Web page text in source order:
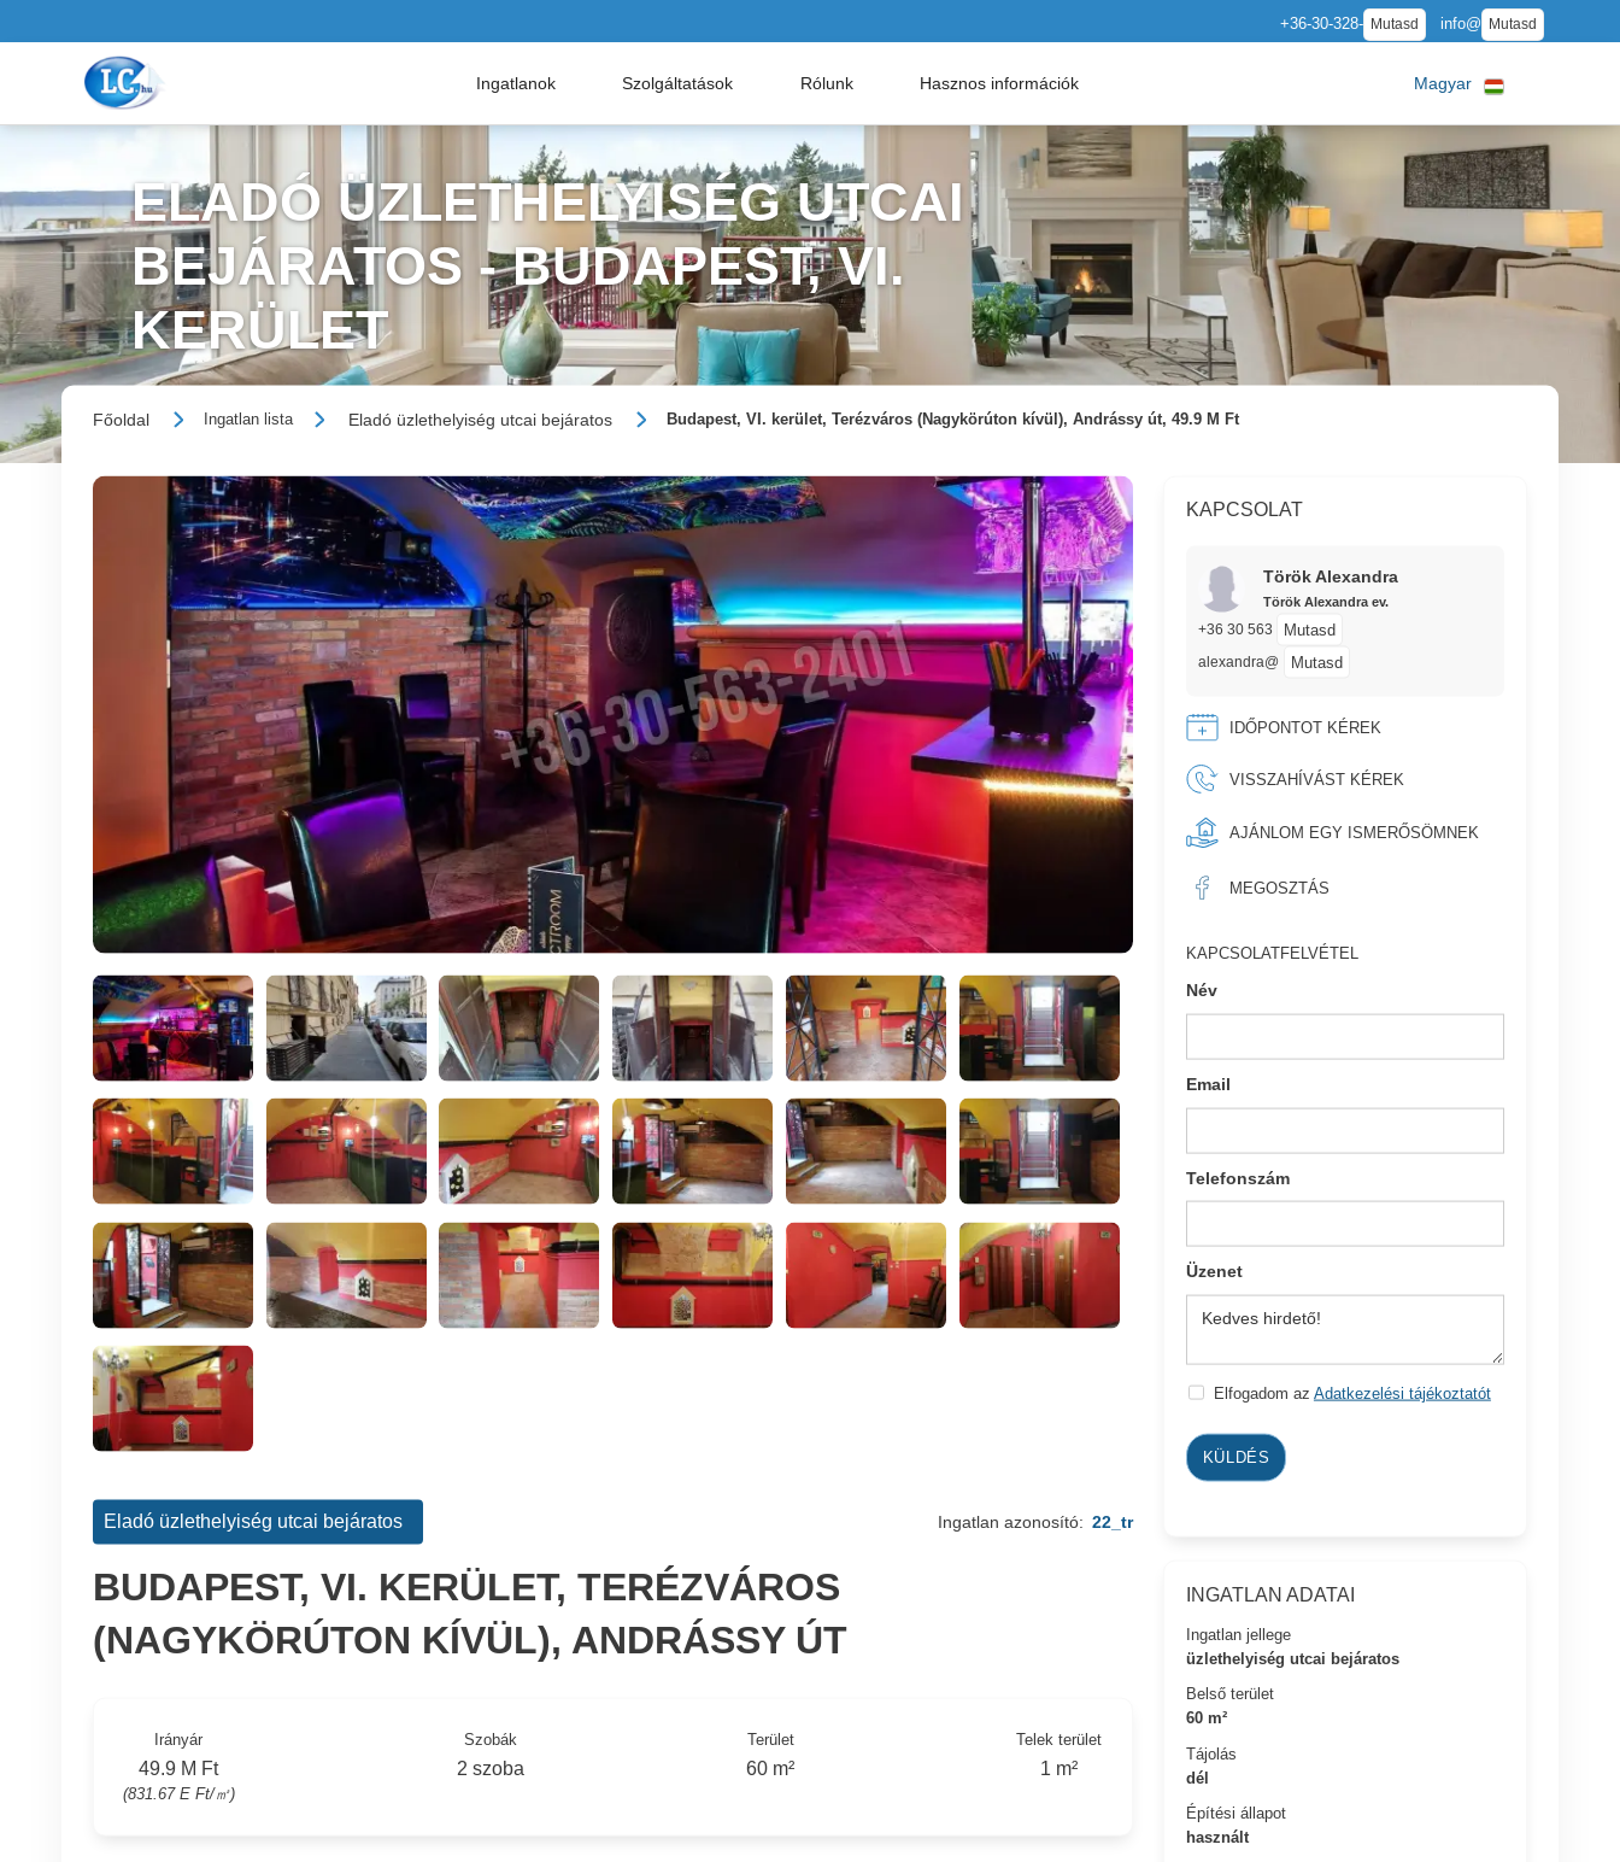
+36-30-328- Mutasd info@ Mutasd
Ingatlanok Szolgáltatások Rólunk Hasznos információk Magyar
ELADÓ ÜZLETHELYISÉG UTCAI
BEJÁRATOS - BUDAPEST, VI.
KERÜLET
Főoldal Ingatlan lista Eladó üzlethelyiség utcai bejáratos Budapest, VI. kerület, Terézváros (Nagykörúton kívül), Andrássy út, 49.9 M Ft
KAPCSOLAT
Török Alexandra
Török Alexandra ev.
+36 30 563 Mutasd
alexandra@ Mutasd
IDŐPONTOT KÉREK
VISSZAHÍVÁST KÉREK
AJÁNLOM EGY ISMERŐSÖMNEK
MEGOSZTÁS
KAPCSOLATFELVÉTEL
Név
Email
Telefonszám
Üzenet
Elfogadom az Adatkezelési tájékoztatót
KÜLDÉS
INGATLAN ADATAI
Ingatlan jellege
üzlethelyiség utcai bejáratos
Belső terület
60 m²
Tájolás
dél
Építési állapot
használt
Eladó üzlethelyiség utcai bejáratos Ingatlan azonosító: 22_tr
BUDAPEST, VI. KERÜLET, TERÉZVÁROS
(NAGYKÖRÚTON KÍVÜL), ANDRÁSSY ÚT
Irányár
49.9 M Ft
(831.67 E Ft/㎡)
Szobák
2 szoba
Terület
60 m²
Telek terület
1 m²